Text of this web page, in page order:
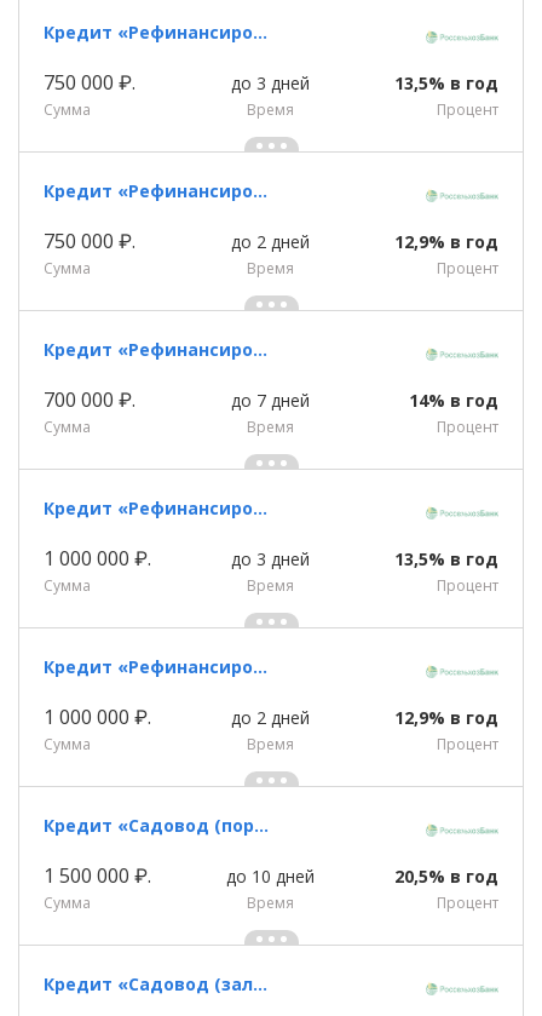
Кредит «Рефинансирование (без обеспечения)»
750 000 ₽.
Сумма
до 3 дней
Время
13,5% в год
Процент
Кредит «Рефинансирование (без обеспечения)»
750 000 ₽.
Сумма
до 2 дней
Время
12,9% в год
Процент
Кредит «Рефинансирование кредитов граждан, ведущих ЛПХ»
700 000 ₽.
Сумма
до 7 дней
Время
14% в год
Процент
Кредит «Рефинансирование (с обеспечением)»
1 000 000 ₽.
Сумма
до 3 дней
Время
13,5% в год
Процент
Кредит «Рефинансирование (с обеспечением)»
1 000 000 ₽.
Сумма
до 2 дней
Время
12,9% в год
Процент
Кредит «Садовод (поручительство)»
1 500 000 ₽.
Сумма
до 10 дней
Время
20,5% в год
Процент
Кредит «Садовод (залог)»